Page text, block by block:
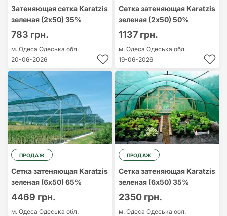
Затеняющая сетка Karatzis
зеленая (2х50) 35%
783 грн.
м. Одеса Одеська обл.
20-06-2026
Сетка затеняющая Karatzis
зеленая (2х50) 50%
1137 грн.
м. Одеса Одеська обл.
19-06-2026
ПРОДАЖ
Сетка затеняющая Karatzis
зеленая (6х50) 65%
4469 грн.
м. Одеса Одеська обл.
ПРОДАЖ
Сетка затеняющая Karatzis
зеленая (6х50) 35%
2350 грн.
м. Одеса Одеська обл.